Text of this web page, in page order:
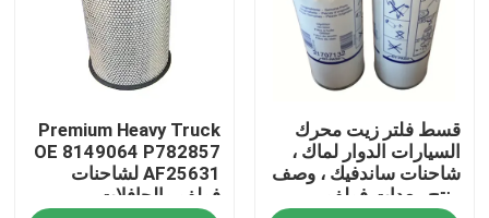
قسط فلتر زيت محرك
السيارات الدوار لماك ،
شاحنات ساندفيك ، وصف
منتج معدات فولفو
Premium Heavy Truck
OE 8149064 P782857
AF25631 لشاحنات
فولفو والحافلات